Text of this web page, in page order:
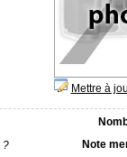
Mettre à
?
Note